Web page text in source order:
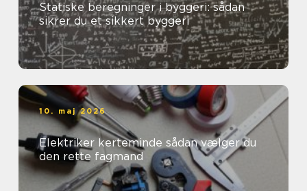
Statiske beregninger i byggeri: sådan
sikrer du et sikkert byggeri
10. maj 2026
Elektriker kerteminde sådan vælger du
den rette fagmand